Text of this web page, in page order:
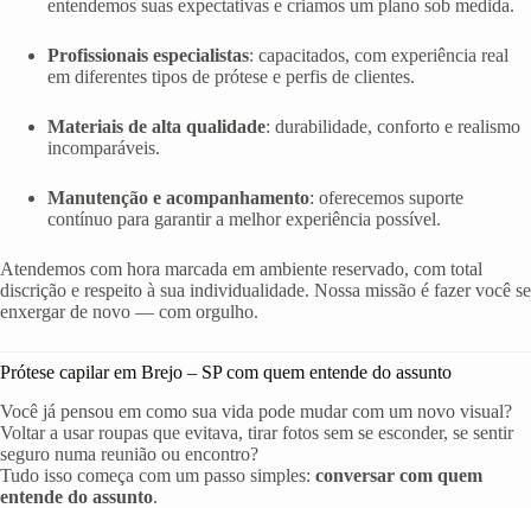
entendemos suas expectativas e criamos um plano sob medida.
Profissionais especialistas: capacitados, com experiência real
em diferentes tipos de prótese e perfis de clientes.
Materiais de alta qualidade: durabilidade, conforto e realismo
incomparáveis.
Manutenção e acompanhamento: oferecemos suporte
contínuo para garantir a melhor experiência possível.
Atendemos com hora marcada em ambiente reservado, com total
discrição e respeito à sua individualidade. Nossa missão é fazer você se
enxergar de novo — com orgulho.
Prótese capilar em Brejo – SP com quem entende do assunto
Você já pensou em como sua vida pode mudar com um novo visual?
Voltar a usar roupas que evitava, tirar fotos sem se esconder, se sentir
seguro numa reunião ou encontro?
Tudo isso começa com um passo simples: conversar com quem
entende do assunto.